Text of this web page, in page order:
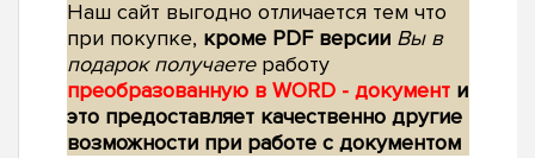
Наш сайт выгодно отличается тем что
при покупке, кроме PDF версии Вы в
подарок получаетеработу
преобразованную в WORD - документ и
это предоставляет качественно другие
возможности при работе с документом